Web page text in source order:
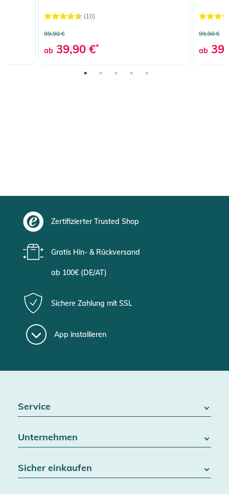
(10)
99,90 €
ab 39,90 €*
99,90 €
ab
Zertifizierter Trusted Shop
Gratis Hin- & Rückversand
ab 100€ (DE/AT)
Sichere Zahlung mit SSL
App installieren
Service
Batteriegesetz
Widerrufsrecht
Vertrag widerrufen
Unternehmen
Blog
Sicher einkaufen